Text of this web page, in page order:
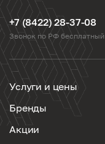
+7 (8422) 28-37-08
Звонок по РФ бесплатный
Услуги и цены
Бренды
Акции